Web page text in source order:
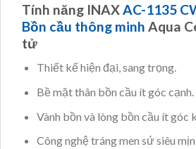
Tính năng INAXAC-1135
Bồn cầu thông minh Aqua
tử
Thiết kế hiện đại, sang trọng.
Bề mặt thân bồn cầu ít góc cạnh.
Vành bồn và lòng bồn cầu ít góc
Công nghệ tráng men sứ siêu